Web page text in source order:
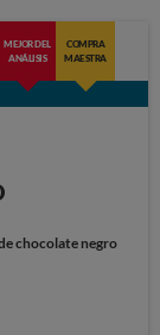
MEJOR DEL
ANÁLISIS
COMPRA
MAESTRA
chocolate negro